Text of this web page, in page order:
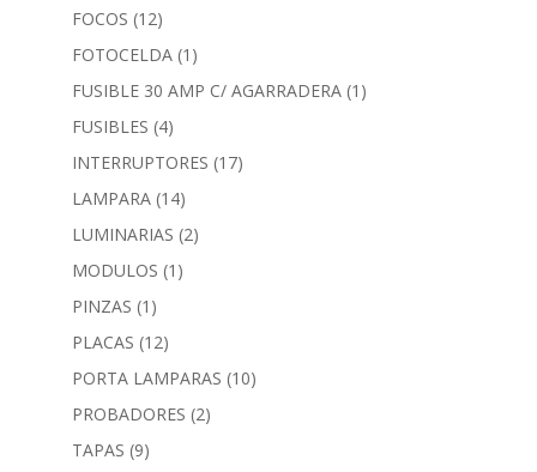
FOCOS (12)
FOTOCELDA (1)
FUSIBLE 30 AMP C/ AGARRADERA (1)
FUSIBLES (4)
INTERRUPTORES (17)
LAMPARA (14)
LUMINARIAS (2)
MODULOS (1)
PINZAS (1)
PLACAS (12)
PORTA LAMPARAS (10)
PROBADORES (2)
TAPAS (9)